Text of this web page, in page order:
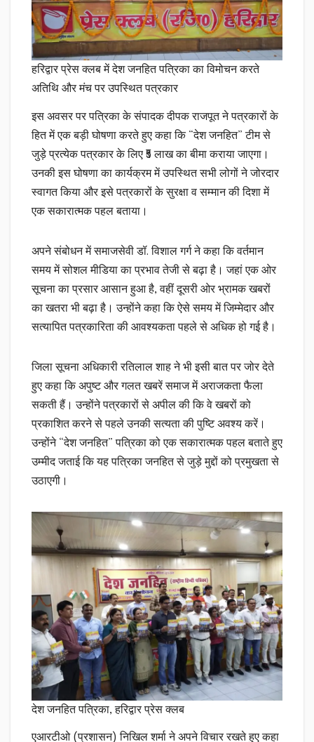
हरिद्वार प्रेस क्लब में देश जनहित पत्रिका का विमोचन करते
अतिथि और मंच पर उपस्थित पत्रकार
इस अवसर पर पत्रिका के संपादक दीपक राजपूत ने पत्रकारों के
हित में एक बड़ी घोषणा करते हुए कहा कि “देश जनहित” टीम से
जुड़े प्रत्येक पत्रकार के लिए ₹5 लाख का बीमा कराया जाएगा।
उनकी इस घोषणा का कार्यक्रम में उपस्थित सभी लोगों ने जोरदार
स्वागत किया और इसे पत्रकारों के सुरक्षा व सम्मान की दिशा में
एक सकारात्मक पहल बताया।
अपने संबोधन में समाजसेवी डॉ. विशाल गर्ग ने कहा कि वर्तमान
समय में सोशल मीडिया का प्रभाव तेजी से बढ़ा है। जहां एक ओर
सूचना का प्रसार आसान हुआ है, वहीं दूसरी ओर भ्रामक खबरों
का खतरा भी बढ़ा है। उन्होंने कहा कि ऐसे समय में जिम्मेदार और
सत्यापित पत्रकारिता की आवश्यकता पहले से अधिक हो गई है।
जिला सूचना अधिकारी रतिलाल शाह ने भी इसी बात पर जोर देते
हुए कहा कि अपुष्ट और गलत खबरें समाज में अराजकता फैला
सकती हैं। उन्होंने पत्रकारों से अपील की कि वे खबरों को
प्रकाशित करने से पहले उनकी सत्यता की पुष्टि अवश्य करें।
उन्होंने “देश जनहित” पत्रिका को एक सकारात्मक पहल बताते हुए
उम्मीद जताई कि यह पत्रिका जनहित से जुड़े मुद्दों को प्रमुखता से
उठाएगी।
देश जनहित पत्रिका, हरिद्वार प्रेस क्लब
एआरटीओ (प्रशासन) निखिल शर्मा ने अपने विचार रखते हुए कहा